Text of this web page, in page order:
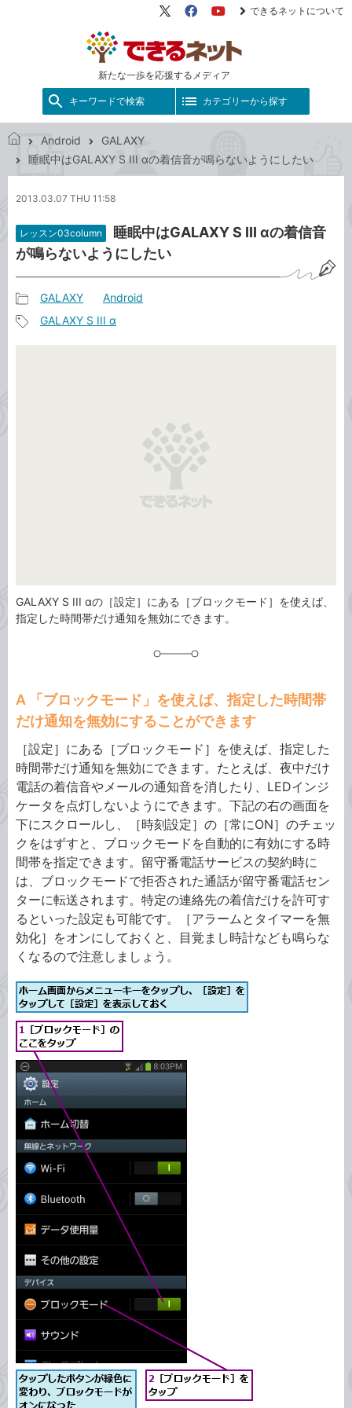
新たな一歩を応援するメディア
X（旧
FacebookYouTube
できるネットについて
キーワードで検索 カテゴリーから探す
で
ネ
ト
Android
GALAXY
睡眠中はGALAXY S III αの着信音が鳴らないようにしたい
2013.03.07 THU 11:58
レッスン03column
睡眠中はGALAXY S III αの着信音
が鳴らないようにしたい
事
カ
GALAXY Android
GALAXY S III α
GALAXY S III αの［設定］にある［ブロックモード］を使えば、
指定した時間帯だけ通知を無効にできます。
A 「ブロックモード」を使えば、指定した時間帯
だけ通知を無効にすることができます
［設定］にある［ブロックモード］を使えば、指定した
時間帯だけ通知を無効にできます。たとえば、夜中だけ
電話の着信音やメールの通知音を消したり、LEDインジ
ケータを点灯しないようにできます。下記の右の画面を
下にスクロールし、［時刻設定］の［常にON］のチェッ
クをはずすと、ブロックモードを自動的に有効にする時
間帯を指定できます。留守番電話サービスの契約時に
は、ブロックモードで拒否された通話が留守番電話セン
ターに転送されます。特定の連絡先の着信だけを許可す
るといった設定も可能です。［アラームとタイマーを無
効化］をオンにしておくと、目覚まし時計なども鳴らな
くなるので注意しましょう。